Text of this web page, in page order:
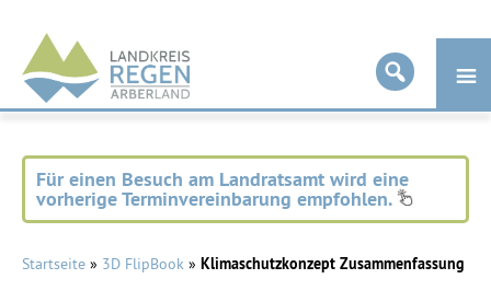
Landkreis
Regen
Für einen Besuch am Landratsamt wird eine
vorherige Terminvereinbarung empfohlen.
Startseite » 3D FlipBook » Klimaschutzkonzept Zusammenfassung